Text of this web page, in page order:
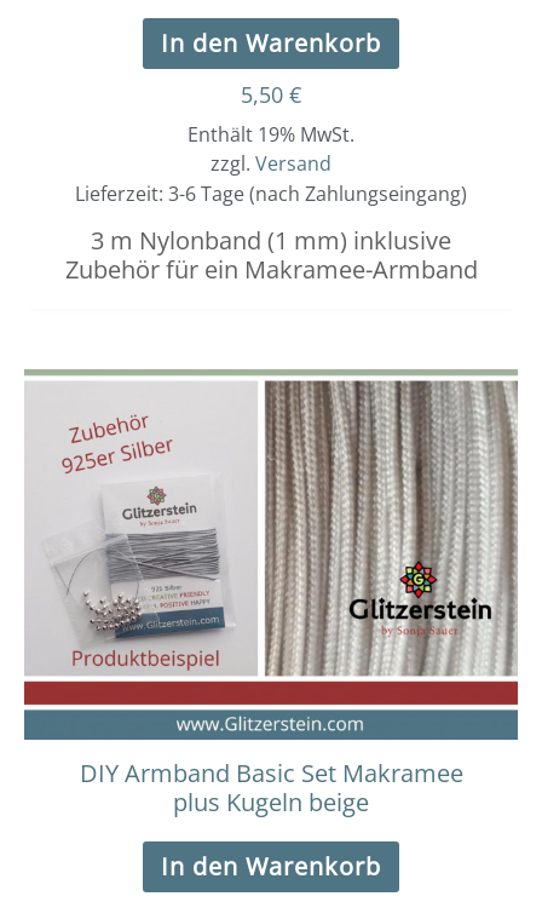
In den Warenkorb
5,50 €
Enthält 19% MwSt.
zzgl. Versand
Lieferzeit: 3-6 Tage (nach Zahlungseingang)
3 m Nylonband (1 mm) inklusive
Zubehör für ein Makramee-Armband
DIY Armband Basic Set Makramee
plus Kugeln beige
In den Warenkorb